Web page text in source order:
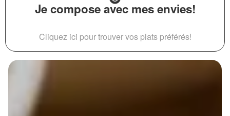
Je compose avec mes envies!
Cliquez ici pour trouver vos plats préférés!